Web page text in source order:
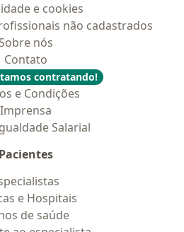
e cookies
não cadastrados
nós
Contato
contratando!
e Condições
Imprensa
Salarial
Pacientes
e Hospitais
de saúde